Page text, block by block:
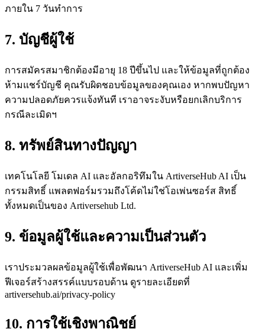
ภายใน 7 วันทำการ
7. บัญชีผู้ใช้
การสมัครสมาชิกต้องมีอายุ 18 ปีขึ้นไป และให้ข้อมูลที่ถูกต้อง
ห้ามแชร์บัญชี คุณรับผิดชอบข้อมูลของคุณเอง หากพบปัญหา
ความปลอดภัยควรแจ้งทันที เราอาจระงับหรือยกเลิกบริการ
กรณีละเมิดฯ
8. ทรัพย์สินทางปัญญา
เทคโนโลยี โมเดล AI และอัลกอริทึมใน ArtiverseHub AI เป็น
กรรมสิทธิ์ แพลตฟอร์มรวมถึงโค้ดไม่ใช่โอเพ่นซอร์ส สิทธิ์
ทั้งหมดเป็นของ Artiversehub Ltd.
9. ข้อมูลผู้ใช้และความเป็นส่วนตัว
เราประมวลผลข้อมูลผู้ใช้เพื่อพัฒนา ArtiverseHub AI และเพิ่ม
ฟีเจอร์สร้างสรรค์แบบรอบด้าน ดูรายละเอียดที่
artiversehub.ai/privacy-policy
10. การใช้เชิงพาณิชย์